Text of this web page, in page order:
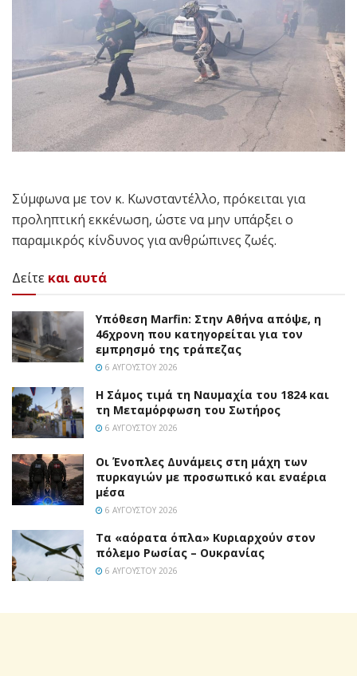
Σύμφωνα με τον κ. Κωνσταντέλλο, πρόκειται για
προληπτική εκκένωση, ώστε να μην υπάρξει ο
παραμικρός κίνδυνος για ανθρώπινες ζωές.
Δείτε και αυτά
Υπόθεση Marfin: Στην Αθήνα απόψε, η
46χρονη που κατηγορείται για τον
εμπρησμό της τράπεζας
6 ΑΥΓΟΎΣΤΟΥ 2026
Η Σάμος τιμά τη Ναυμαχία του 1824 και
τη Μεταμόρφωση του Σωτήρος
6 ΑΥΓΟΎΣΤΟΥ 2026
Οι Ένοπλες Δυνάμεις στη μάχη των
πυρκαγιών με προσωπικό και εναέρια
μέσα
6 ΑΥΓΟΎΣΤΟΥ 2026
Τα «αόρατα όπλα» Κυριαρχούν στον
πόλεμο Ρωσίας – Ουκρανίας
6 ΑΥΓΟΎΣΤΟΥ 2026